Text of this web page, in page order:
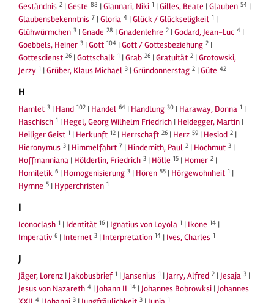
Geständnis 2 |Geste 88 |Giannari, Niki 1 |Gilles, Beate |Glauben 54 |
Glaubensbekenntnis 7 |Gloria 4 |Glück / Glückseligkeit 1 |
Glühwürmchen 3 |Gnade 28 |Gnadenlehre 2 |Godard, Jean-Luc 4 |
Goebbels, Heiner 3 |Gott 104 |Gott / Gottesbeziehung 2 |
Gottesdienst 26 |Gottschalk 1 |Grab 26 |Gratuität 2 |Grotowski,
Jerzy 1 |Grüber, Klaus Michael 3 |Gründonnerstag 2 |Güte 42
H
Hamlet 3 | Hand 102 | Handel 64 | Handlung 30 | Haraway, Donna 1 |
Haschisch 1 | Hegel, Georg Wilhelm Friedrich | Heidegger, Martin |
Heiliger Geist 1 | Herkunft 12 | Herrschaft 26 | Herz 59 | Hesiod 2 |
Hieronymus 3 | Himmelfahrt 7 | Hindemith, Paul 2 | Hochmut 3 |
Hoffmanniana | Hölderlin, Friedrich 3 | Hölle 15 | Homer 2 |
Homiletik 6 | Homogenisierung 3 | Hören 55 | Hörgewohnheit 1 |
Hymne 5 | Hyperchristen 1
I
Iconoclash 1 | Identität 16 | Ignatius von Loyola 1 | Ikone 14 |
Imperativ 6 | Internet 3 | Interpretation 14 | Ives, Charles 1
J
Jäger, Lorenz | Jakobusbrief 1 | Jansenius 1 | Jarry, Alfred 2 | Jesaja 3 |
Jesus von Nazareth 4 | Johann II 14 | Johannes Bobrowksi | Johannes
4 3 3 1